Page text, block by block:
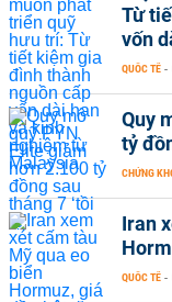
Từ
vốn
QUỐC TẾ -
Quy
tỷ
CHỨNG
Iran
QUỐC TẾ -